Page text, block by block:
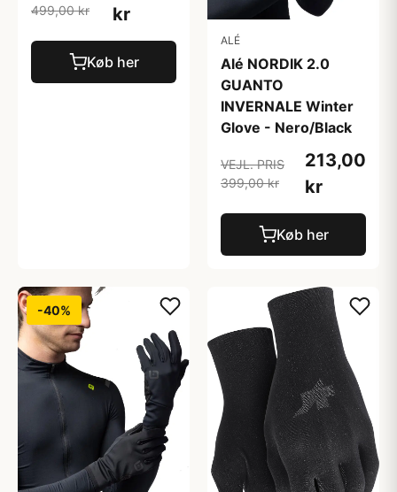
499,00 kr
kr
Køb her
ALÉ
Alé NORDIK 2.0
GUANTO
INVERNALE Winter
Glove - Nero/Black
VEJL. PRIS
399,00 kr
213,00
kr
Køb her
-40%